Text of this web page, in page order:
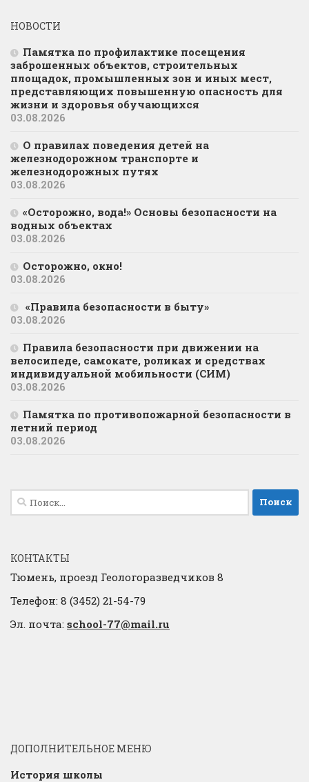
НОВОСТИ
Памятка по профилактике посещения
заброшенных объектов, строительных
площадок, промышленных зон и иных мест,
представляющих повышенную опасность для
жизни и здоровья обучающихся
03.08.2026
О правилах поведения детей на
железнодорожном транспорте и
железнодорожных путях
03.08.2026
«Осторожно, вода!» Основы безопасности на
водных объектах
03.08.2026
Осторожно, окно!
03.08.2026
«Правила безопасности в быту»
03.08.2026
Правила безопасности при движении на
велосипеде, самокате, роликах и средствах
индивидуальной мобильности (СИМ)
03.08.2026
Памятка по противопожарной безопасности в
летний период
03.08.2026
Найти:
КОНТАКТЫ
Тюмень, проезд Геологоразведчиков 8
Телефон: 8 (3452) 21-54-79
Эл. почта: school-77@mail.ru
ДОПОЛНИТЕЛЬНОЕ МЕНЮ
История школы